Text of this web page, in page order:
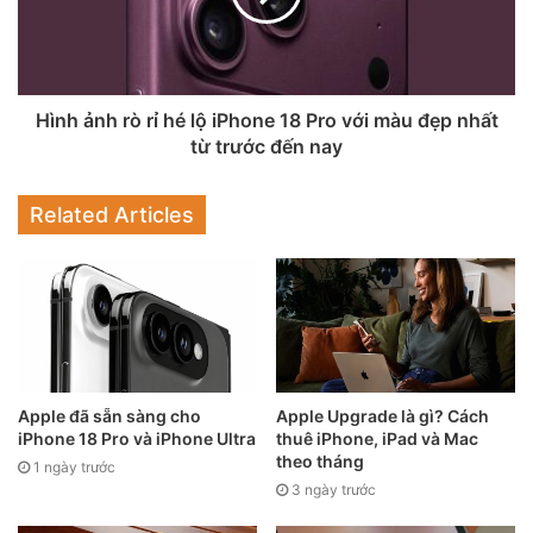
Mặc dù việc nâng cấp từ 8 GB lên 9 GB có vẻ không ấn
tượng so với nhiều điện thoại Android cao cấp hiện nay với
RAM lên đến 16 GB hoặc 24 GB, nhưng Apple thường
không theo đuổi dung lượng bộ nhớ lớn chỉ vì lý do tiếp thị.
Hãng thường chỉ bổ sung đủ RAM để hỗ trợ các tính năng
phần mềm mới, nhờ vào sự tích hợp chặt chẽ giữa phần
cứng và phần mềm.
Hình ảnh rò rỉ hé lộ iPhone 18 Pro với màu đẹp nhất
từ trước đến nay
Related Articles
Apple đã sẵn sàng cho
iPhone 18 Pro và iPhone Ultra
1 ngày trước
Apple Upgrade là gì? Cách
thuê iPhone, iPad và Mac
theo tháng
3 ngày trước